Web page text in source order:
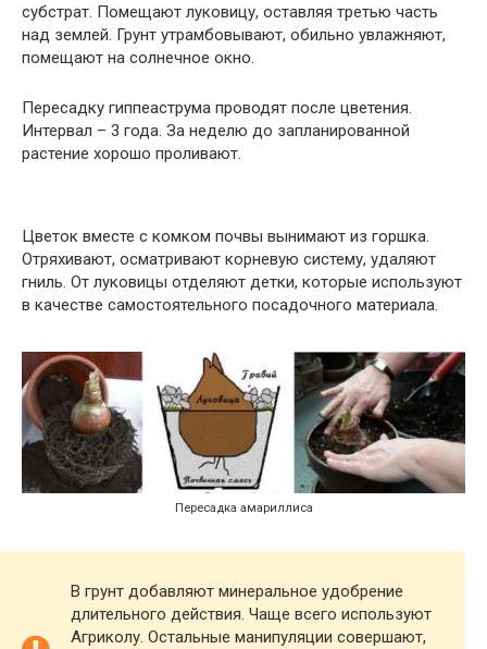
субстрат. Помещают луковицу, оставляя третью часть
над землей. Грунт утрамбовывают, обильно увлажняют,
помещают на солнечное окно.
Пересадку гиппеаструма проводят после цветения.
Интервал – 3 года. За неделю до запланированной
растение хорошо проливают.
Цветок вместе с комком почвы вынимают из горшка.
Отряхивают, осматривают корневую систему, удаляют
гниль. От луковицы отделяют детки, которые используют
в качестве самостоятельного посадочного материала.
Пересадка амариллиса
В грунт добавляют минеральное удобрение
длительного действия. Чаще всего используют
Агриколу. Остальные манипуляции совершают,